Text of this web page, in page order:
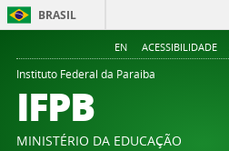
BRASIL
EN ACESSIBILIDADE
Instituto Federal da Paraiba
IFPB
MINISTÉRIO DA EDUCAÇÃO